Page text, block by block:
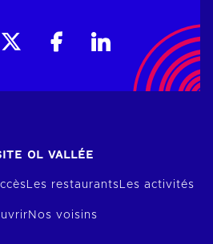
OL VALLÉE
Les restaurantsLes activités
Nos voisins